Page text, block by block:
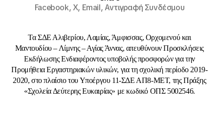
Facebook,X, Email,Αντιγραφή Συνδέσμου
Τα ΣΔΕ Αλιβερίου, Λαμίας, Άμφισσας, Ορχομενού και
Μαντουδίου – Λίμνης – Αγίας Άννας, απευθύνουν Προσκλήσεις
Εκδήλωσης Ενδιαφέροντος υποβολής προσφορών για την
Προμήθεια Εργαστηριακών υλικών, για τη σχολική περίοδο 2019-
2020, στο πλαίσιο του Υποέργου 11-ΣΔΕ ΑΠ8-ΜΕΤ, της Πράξης
«Σχολεία Δεύτερης Ευκαιρίας» με κωδικό ΟΠΣ 5002546.